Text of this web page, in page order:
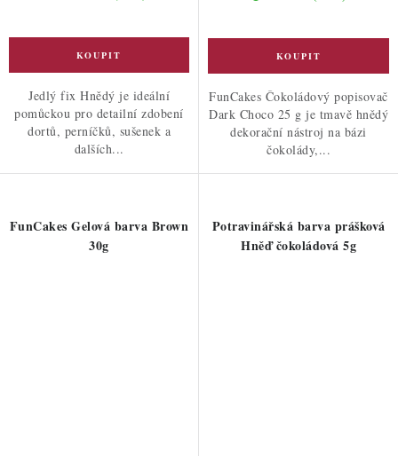
Jedlý fix Hnědý je ideální
pomůckou pro detailní zdobení
dortů, perníčků, sušenek a
dalších...
FunCakes Čokoládový popisovač
Dark Choco 25 g je tmavě hnědý
dekorační nástroj na bázi
čokolády,...
FunCakes Gelová barva Brown
30g
Potravinářská barva prášková
Hněď čokoládová 5g